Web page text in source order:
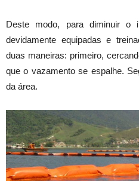
Deste modo, para diminuir o
devidamente equipadas e
duas maneiras: primeiro,
que o vazamento se espalhe.
da área.